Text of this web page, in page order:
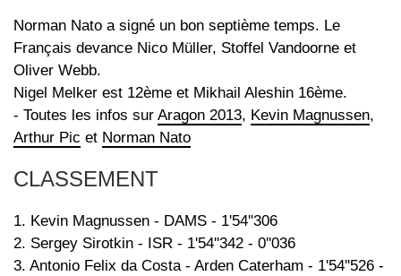
Norman Nato a signé un bon septième temps. Le
Français devance Nico Müller, Stoffel Vandoorne et
Oliver Webb.
Nigel Melker est 12ème et Mikhail Aleshin 16ème.
- Toutes les infos sur Aragon 2013, Kevin Magnussen,
Arthur Pic et Norman Nato
CLASSEMENT
1. Kevin Magnussen - DAMS - 1'54''306
2. Sergey Sirotkin - ISR - 1'54''342 - 0''036
3. Antonio Felix da Costa - Arden Caterham - 1'54''526 -